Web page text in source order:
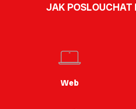
JAK POSLOUCHAT
Web